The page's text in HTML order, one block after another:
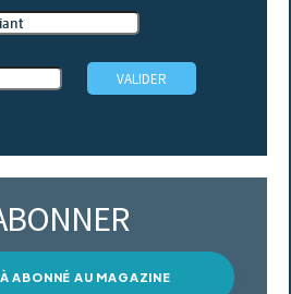
ABONNÉ AU MAGAZINE